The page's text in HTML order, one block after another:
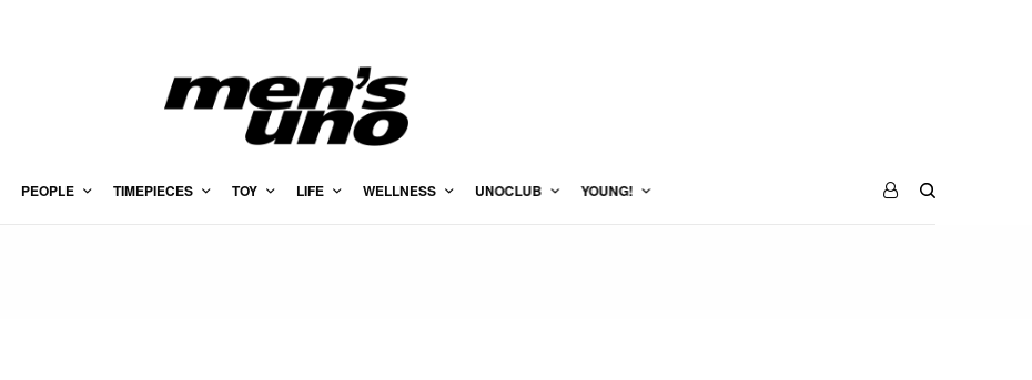
PEOPLE TIMEPIECES TOY LIFE WELLNESS UNOCLUB YOUNG!